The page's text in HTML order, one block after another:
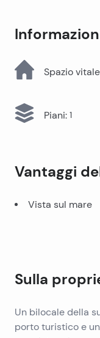
Spazio vitale
Piani: 1
Vantaggi
Vista sul mare
Sulla
Un bilocale della
porto turistico e